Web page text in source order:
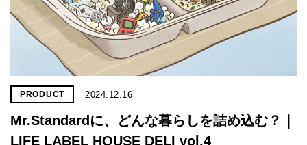
PRODUCT 2024.12.16
Mr.Standardに、どんな暮らしを詰め込む？｜
LIFE LABEL HOUSE DELI vol.4